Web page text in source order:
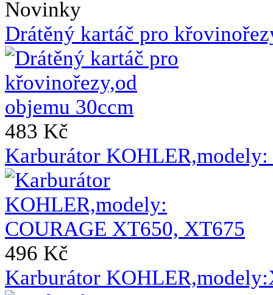
Novinky
Drátěný kartáč pro
483 Kč
Karburátor
496 Kč
Karburátor